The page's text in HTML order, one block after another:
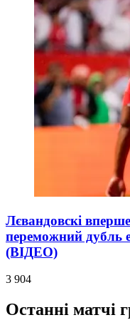
Лєвандовскі
переможний дубль
(ВІДЕО)
3 904
Останні матчі